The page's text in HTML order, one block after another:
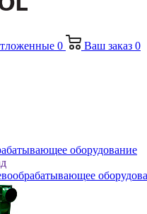
0 Ваш заказ 0
оборудование